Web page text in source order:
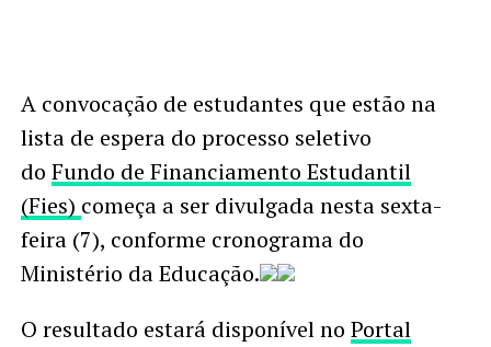
A convocação de estudantes que estão na
lista de espera do processo seletivo
do Fundo de Financiamento Estudantil
(Fies) começa a ser divulgada nesta sexta-
feira (7), conforme cronograma do
Ministério da Educação.
O resultado estará disponível no Portal